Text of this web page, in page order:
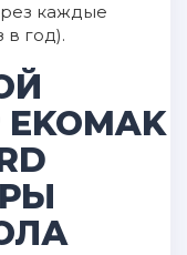
каждые
в год).